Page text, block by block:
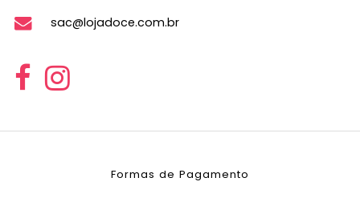
sac@lojadoce.com.br
Formas de Pagamento